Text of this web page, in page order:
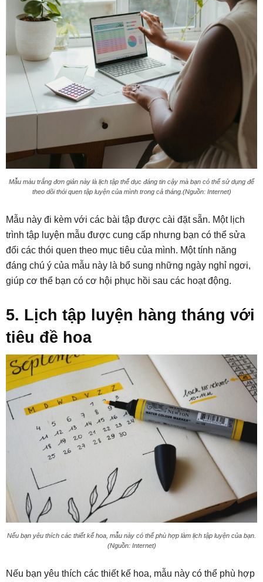
Mẫu màu trắng đơn giản này là lịch tập thể dục đáng tin cậy mà bạn có thể sử dụng để
theo dõi thói quen tập luyện của mình trong cả tháng.(Nguồn: Internet)
Mẫu này đi kèm với các bài tập được cài đặt sẵn. Một lịch
trình tập luyện mẫu được cung cấp nhưng bạn có thể sửa
đổi các thói quen theo mục tiêu của mình. Một tính năng
đáng chú ý của mẫu này là bổ sung những ngày nghỉ ngơi,
giúp cơ thể bạn có cơ hội phục hồi sau các hoạt động.
5. Lịch tập luyện hàng tháng với
tiêu đề hoa
Nếu bạn yêu thích các thiết kế hoa, mẫu này có thể phù hợp làm lịch tập luyện của bạn.
(Nguồn: Internet)
Nếu bạn yêu thích các thiết kế hoa, mẫu này có thể phù hợp